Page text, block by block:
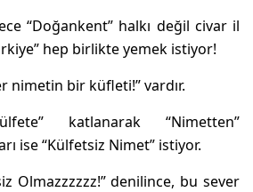
“Doğankent” halkı değil civar il
hep birlikte yemek istiyor!
nimetin bir küfleti!” vardır.
katlanarak “Nimetten”
ise “Külfetsiz Nimet” istiyor.
Olmazzzzzz!” denilince, bu sever